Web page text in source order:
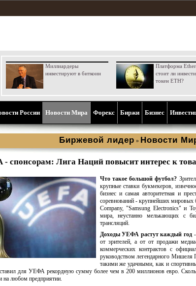
Миллиардеры
инвестируют в биткоин
Платформа
стоит ли
токен ETH?
России Новости Мира Форекс Биржи Бизнес
Биржевой лидер » Новости
спонсорам: Лига Наций повысит интерес к
Что такое большой футбол?
крупные ставки букмекеров,
бизнес и самая авторитетная и
соревнований - крупнейших мировых
Company, "Samsung Electronics" и
мира, неустанно мелькающих с
трансляций.
Доходы УЕФА растут каждый год
от зрителей, а от от продажи
коммерческих контрактов с
руководством легендарного Мишеля
такими же удачными, как и
для УЕФА рекордную сумму более чем в 200 миллионов евро.
на любом предприятии.